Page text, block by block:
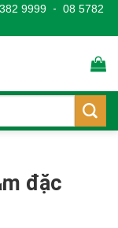
9999 - 08 5782
đặc